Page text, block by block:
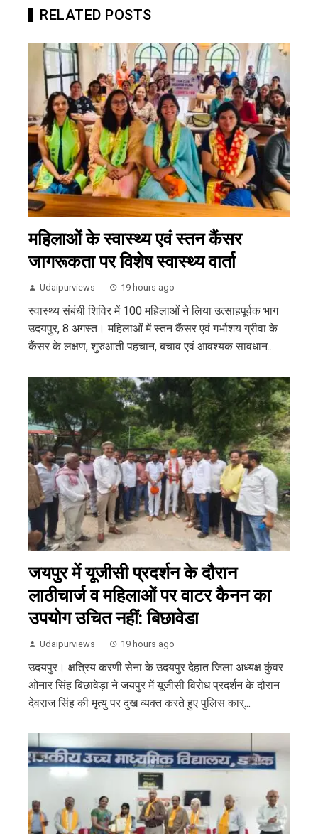
RELATED POSTS
महिलाओं के स्वास्थ्य एवं स्तन कैंसर
जागरूकता पर विशेष स्वास्थ्य वार्ता
Udaipurviews 19 hours ago
स्वास्थ्य संबंधी शिविर में 100 महिलाओं ने लिया उत्साहपूर्वक भाग
उदयपुर, 8 अगस्त। महिलाओं में स्तन कैंसर एवं गर्भाशय ग्रीवा के
कैंसर के लक्षण, शुरुआती पहचान, बचाव एवं आवश्यक सावधान...
जयपुर में यूजीसी प्रदर्शन के दौरान
लाठीचार्ज व महिलाओं पर वाटर कैनन का
उपयोग उचित नहीं: बिछावेडा
Udaipurviews 19 hours ago
उदयपुर। क्षत्रिय करणी सेना के उदयपुर देहात जिला अध्यक्ष कुंवर
ओनार सिंह बिछावेड़ा ने जयपुर में यूजीसी विरोध प्रदर्शन के दौरान
देवराज सिंह की मृत्यु पर दुख व्यक्त करते हुए पुलिस कार्...